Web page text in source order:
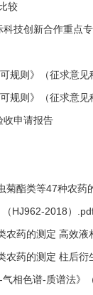
较
技创新合作重点
规则》（征求意见
规则》（征求意见
收申请报告
菊酯类等47种农
（HJ962-2018）
农药的测定 高效
农药的测定 柱后
气相色谱-质谱法》